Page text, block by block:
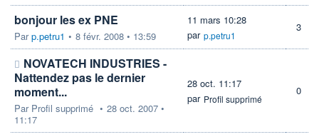
bonjour les ex PNE
Parp.petru1 • 8 févr. 2008 • 13:59
11 mars 10:28
par p.petru1
3
NOVATECH INDUSTRIES -
Nattendez pas le dernier
moment...
Par Profil supprimé • 28 oct. 2007 •
11:17
28 oct. 11:17
par Profil supprimé
0